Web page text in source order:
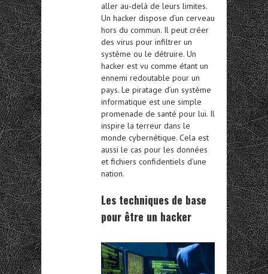
aller au-delà de leurs limites.
Un hacker dispose d’un cerveau
hors du commun. Il peut créer
des virus pour infiltrer un
système ou le détruire. Un
hacker est vu comme étant un
ennemi redoutable pour un
pays. Le piratage d’un système
informatique est une simple
promenade de santé pour lui. Il
inspire la terreur dans le
monde cybernétique. Cela est
aussi le cas pour les données
et fichiers confidentiels d’une
nation.
Les techniques de base
pour être un hacker